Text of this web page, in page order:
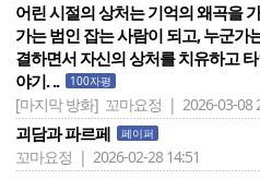
어린 시절의 상처는 기억의 왜곡을
가는 범인 잡는 사람이 되고, 누군가
결하면서 자신의 상처를 치유하고
야기. ..
100자평
[마지막 방화] 꼬마요정 | 2026-03-08
괴담과 파르페 페이퍼
꼬마요정 | 2026-02-28 14:51